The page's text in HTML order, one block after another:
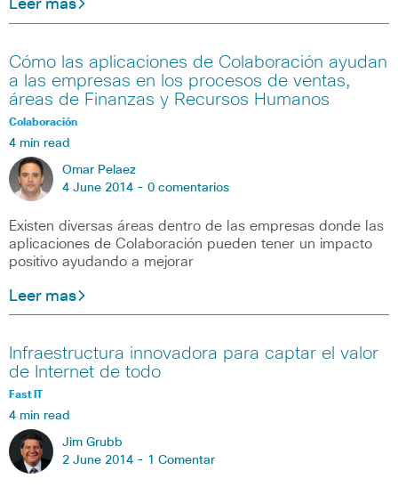
Leer mas
Cómo las aplicaciones de Colaboración ayudan
a las empresas en los procesos de ventas,
áreas de Finanzas y Recursos Humanos
Colaboración
4 min read
Omar Pelaez
4 June 2014 - 0 comentarios
Existen diversas áreas dentro de las empresas donde las
aplicaciones de Colaboración pueden tener un impacto
positivo ayudando a mejorar
Leer mas
Infraestructura innovadora para captar el valor
de Internet de todo
Fast IT
4 min read
Jim Grubb
2 June 2014 - 1 Comentar